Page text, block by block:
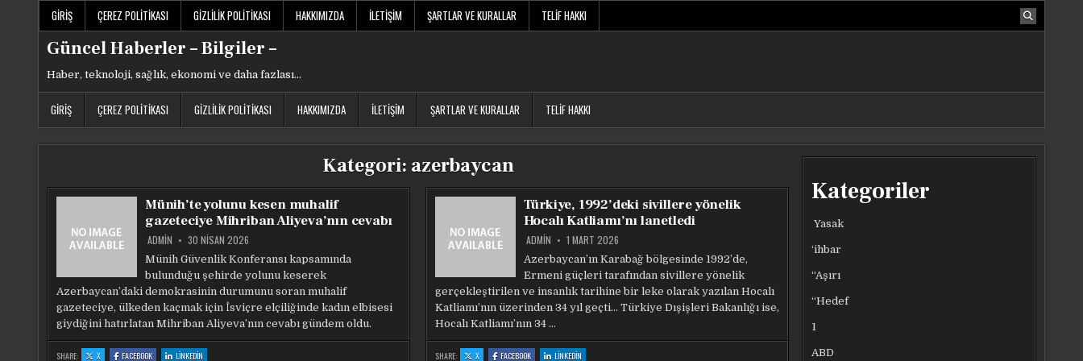
GIRIŞ ÇEREZ POLITIKASI GIZLILIK POLITIKASI HAKKIMIZDA İLETIŞIM ŞARTLAR VE KURALLAR TELIF HAKKI
Güncel Haberler – Bilgiler –
Haber, teknoloji, sağlık, ekonomi ve daha fazlası…
GIRIŞ ÇEREZ POLITIKASI GIZLILIK POLITIKASI HAKKIMIZDA İLETIŞIM ŞARTLAR VE KURALLAR TELIF HAKKI
Kategori: azerbaycan
Münih’te yolunu kesen muhalif
gazeteciye Mihriban Aliyeva’nın cevabı
ADMIN 30 NISAN 2026
Münih Güvenlik Konferansı kapsamında
bulunduğu şehirde yolunu keserek
Azerbaycan’daki demokrasinin durumunu soran muhalif
gazeteciye, ülkeden kaçmak için İsviçre elçiliğinde kadın elbisesi
giydiğini hatırlatan Mihriban Aliyeva’nın cevabı gündem oldu.
SHARE: X: FACEBOOK: LINKEDIN
Türkiye, 1992’deki sivillere yönelik
Hocalı Katliamı’nı lanetledi
ADMIN 1 MART 2026
Azerbaycan’ın Karabağ bölgesinde 1992’de,
Ermeni güçleri tarafından sivillere yönelik
gerçekleştirilen ve insanlık tarihine bir leke olarak yazılan Hocalı
Katliamı’nın üzerinden 34 yıl geçti… Türkiye Dışişleri Bakanlığı ise,
Hocalı Katliamı’nın 34 …
SHARE: X: FACEBOOK: LINKEDIN:
Kategoriler
Yasak
‘ihbar
“Aşırı
“Hedef
1
ABD